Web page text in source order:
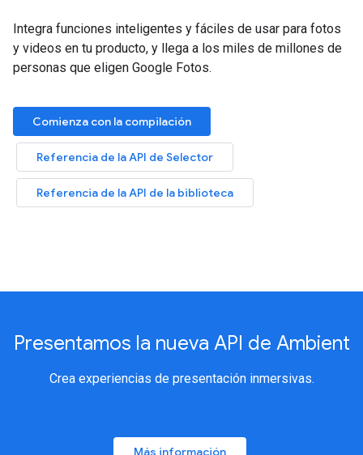
Integra funciones inteligentes y fáciles de usar para fotos
y videos en tu producto, y llega a los miles de millones de
personas que eligen Google Fotos.
Comienza con la compilación
Referencia de la API de Selector
Referencia de la API de la biblioteca
Presentamos la nueva API de Ambient
Crea experiencias de presentación inmersivas.
Más información